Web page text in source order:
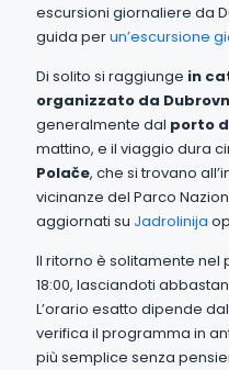
escursioni giornaliere da
guida perun’escursione
Di solito si raggiunge in
organizzato da
generalmente dal porto
mattino, e il viaggio dura
Polače, che si trovano
vicinanze del Parco
aggiornati su Jadrolinija
Il ritorno è solitamente nel
18:00, lasciandoti
L’orario esatto dipende
verifica il programma in
più semplice senza